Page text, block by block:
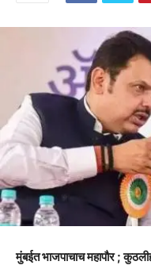
मुंबईत भाजपाचाच महापौर ;